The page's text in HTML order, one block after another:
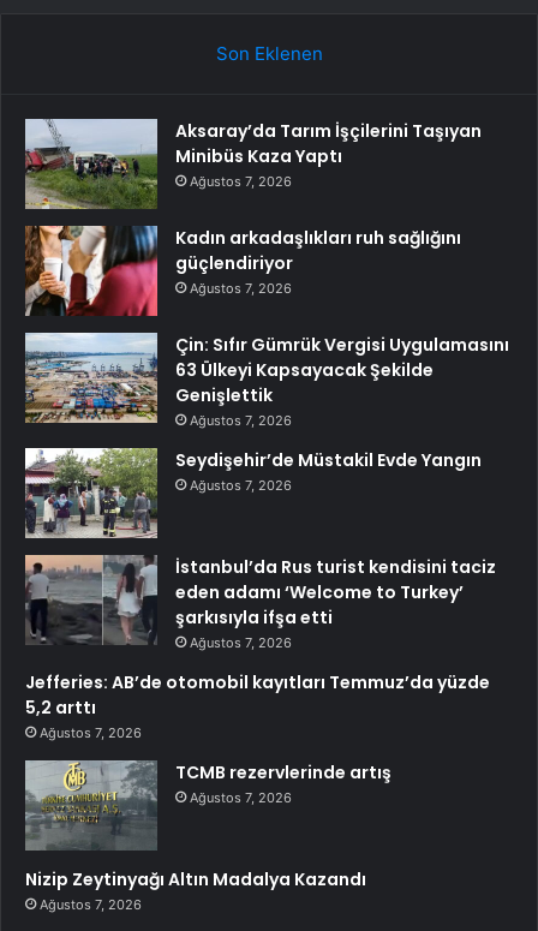
Son Eklenen
Aksaray’da Tarım İşçilerini Taşıyan
Minibüs Kaza Yaptı
Ağustos 7, 2026
Kadın arkadaşlıkları ruh sağlığını
güçlendiriyor
Ağustos 7, 2026
Çin: Sıfır Gümrük Vergisi Uygulamasını
63 Ülkeyi Kapsayacak Şekilde
Genişlettik
Ağustos 7, 2026
Seydişehir’de Müstakil Evde Yangın
Ağustos 7, 2026
İstanbul’da Rus turist kendisini taciz
eden adamı ‘Welcome to Turkey’
şarkısıyla ifşa etti
Ağustos 7, 2026
Jefferies: AB’de otomobil kayıtları Temmuz’da yüzde
5,2 arttı
Ağustos 7, 2026
TCMB rezervlerinde artış
Ağustos 7, 2026
Nizip Zeytinyağı Altın Madalya Kazandı
Ağustos 7, 2026